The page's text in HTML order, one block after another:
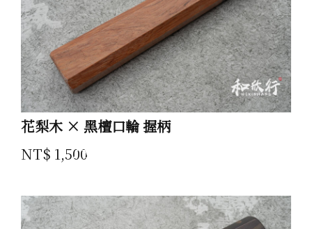
All Products
花梨木 × 黑檀口輪 握柄
NT$ 1,500